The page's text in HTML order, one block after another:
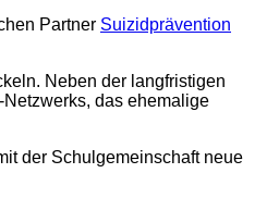
Partner Suizidprävention
Neben der langfristigen
das ehemalige
der Schulgemeinschaft neue